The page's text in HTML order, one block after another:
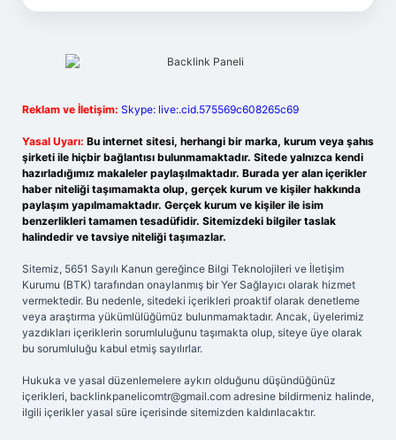
Reklam ve İletişim: Skype: live:.cid.575569c608265c69
Yasal Uyarı: Bu internet sitesi, herhangi bir marka, kurum veya şahıs
şirketi ile hiçbir bağlantısı bulunmamaktadır. Sitede yalnızca kendi
hazırladığımız makaleler paylaşılmaktadır. Burada yer alan içerikler
haber niteliği taşımamakta olup, gerçek kurum ve kişiler hakkında
paylaşım yapılmamaktadır. Gerçek kurum ve kişiler ile isim
benzerlikleri tamamen tesadüfidir. Sitemizdeki bilgiler taslak
halindedir ve tavsiye niteliği taşımazlar.
Sitemiz, 5651 Sayılı Kanun gereğince Bilgi Teknolojileri ve İletişim
Kurumu (BTK) tarafından onaylanmış bir Yer Sağlayıcı olarak hizmet
vermektedir. Bu nedenle, sitedeki içerikleri proaktif olarak denetleme
veya araştırma yükümlülüğümüz bulunmamaktadır. Ancak, üyelerimiz
yazdıkları içeriklerin sorumluluğunu taşımakta olup, siteye üye olarak
bu sorumluluğu kabul etmiş sayılırlar.
Hukuka ve yasal düzenlemelere aykırı olduğunu düşündüğünüz
içerikleri, backlinkpanelicomtr@gmail.com adresine bildirmeniz halinde,
ilgili içerikler yasal süre içerisinde sitemizden kaldırılacaktır.